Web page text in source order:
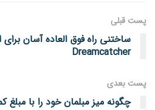
پست قبلی
ساختنی راه فوق العاده آسان
Dreamcatcher
پست‌ بعدی
چگونه میز مبلمان خود را با مبلغ